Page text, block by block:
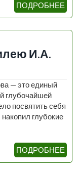
ПОДРОБНЕЕ
И.А.
— это единый
глубочайшей
посвятить себя
глубокие
ПОДРОБНЕЕ